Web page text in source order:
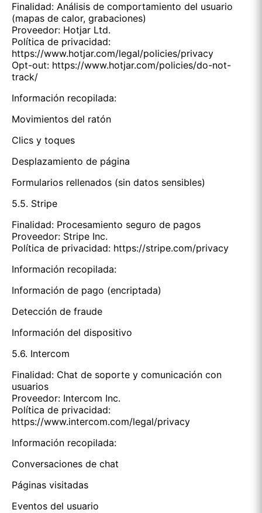
Finalidad: Análisis de comportamiento del usuario
(mapas de calor, grabaciones)
Proveedor: Hotjar Ltd.
Política de privacidad:
https://www.hotjar.com/legal/policies/privacy
Opt-out: https://www.hotjar.com/policies/do-not-
track/
Información recopilada:
Movimientos del ratón
Clics y toques
Desplazamiento de página
Formularios rellenados (sin datos sensibles)
5.5. Stripe
Finalidad: Procesamiento seguro de pagos
Proveedor: Stripe Inc.
Política de privacidad: https://stripe.com/privacy
Información recopilada:
Información de pago (encriptada)
Detección de fraude
Información del dispositivo
5.6. Intercom
Finalidad: Chat de soporte y comunicación con
usuarios
Proveedor: Intercom Inc.
Política de privacidad:
https://www.intercom.com/legal/privacy
Información recopilada:
Conversaciones de chat
Páginas visitadas
Eventos del usuario